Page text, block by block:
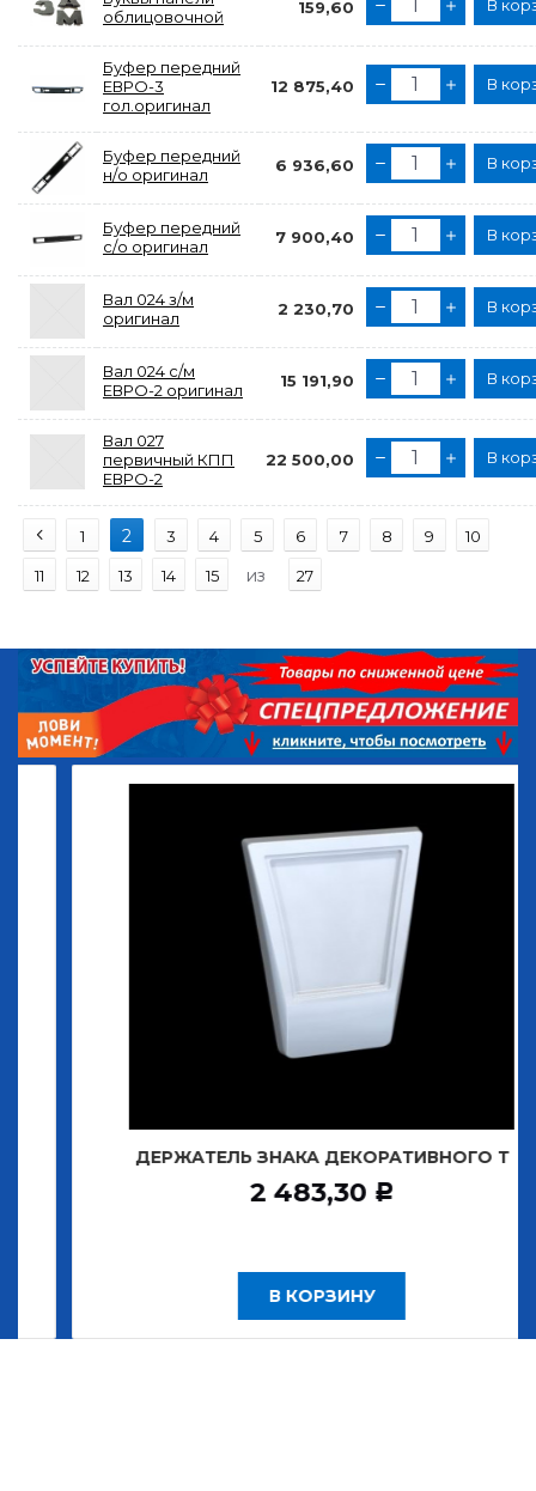
облицовочной
159,60 В
Буфер передний
ЕВРО-3
гол.оригинал
12 875,40 В
Буфер передний
н/о оригинал
6 936,60 В
Буфер передний
с/о оригинал
7 900,40 В
Вал 024 з/м
оригинал
2 230,70 В
Вал 024 с/м
ЕВРО-2 оригинал
15 191,90 В
Вал 027
первичный КПП
ЕВРО-2
22 500,00 В
1 2 3 4 5 6 7 8 9 10
11 12 13 14 15 из 27
ДЕРЖАТЕЛЬ ЗНАКА ДЕКОРАТИВНОГО Т
2 483,30 Р
В КОРЗИНУ